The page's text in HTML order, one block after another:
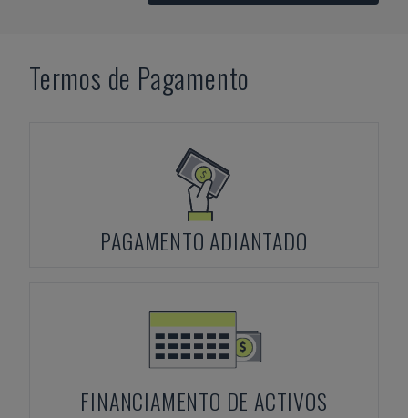
Termos de Pagamento
PAGAMENTO ADIANTADO
FINANCIAMENTO DE ACTIVOS